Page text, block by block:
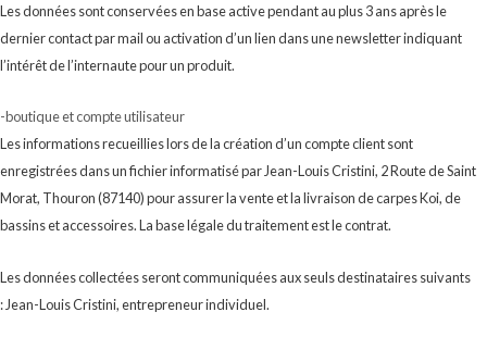
Les données sont conservées en base active pendant au plus 3 ans après le
dernier contact par mail ou activation d’un lien dans une newsletter indiquant
l’intérêt de l’internaute pour un produit.
-boutique et compte utilisateur
Les informations recueillies lors de la création d’un compte client sont
enregistrées dans un fichier informatisé par Jean-Louis Cristini, 2 Route de Saint
Morat, Thouron (87140) pour assurer la vente et la livraison de carpes Koi, de
bassins et accessoires. La base légale du traitement est le contrat.
Les données collectées seront communiquées aux seuls destinataires suivants
: Jean-Louis Cristini, entrepreneur individuel.